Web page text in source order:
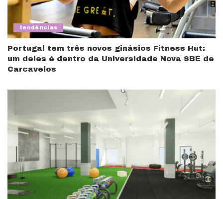
tendências
Portugal tem três novos ginásios Fitness Hut:
um deles é dentro da Universidade Nova SBE de
Carcavelos